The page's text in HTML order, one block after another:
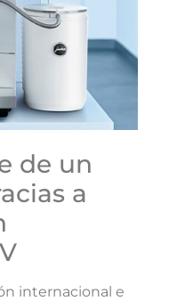
de un
a
internacional e